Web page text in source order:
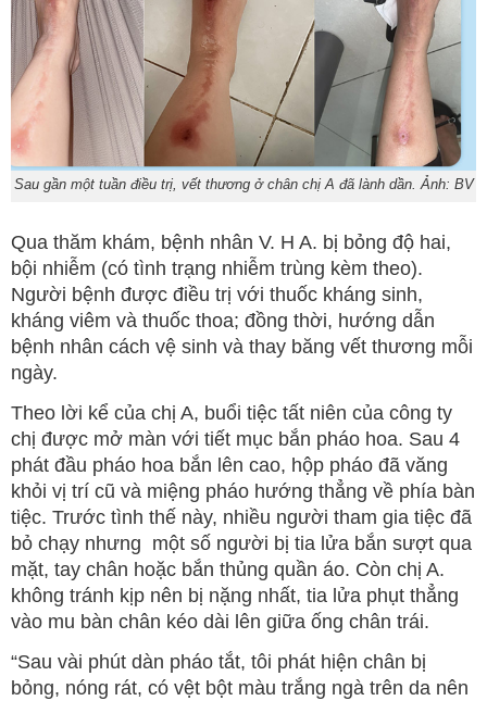
Sau gần một tuần điều trị, vết thương ở chân chị A đã lành dần. Ảnh: BV
Qua thăm khám, bệnh nhân V. H A. bị bỏng độ hai,
bội nhiễm (có tình trạng nhiễm trùng kèm theo).
Người bệnh được điều trị với thuốc kháng sinh,
kháng viêm và thuốc thoa; đồng thời, hướng dẫn
bệnh nhân cách vệ sinh và thay băng vết thương mỗi
ngày.
Theo lời kể của chị A, buổi tiệc tất niên của công ty
chị được mở màn với tiết mục bắn pháo hoa. Sau 4
phát đầu pháo hoa bắn lên cao, hộp pháo đã văng
khỏi vị trí cũ và miệng pháo hướng thẳng về phía bàn
tiệc. Trước tình thế này, nhiều người tham gia tiệc đã
bỏ chạy nhưng một số người bị tia lửa bắn sượt qua
mặt, tay chân hoặc bắn thủng quần áo. Còn chị A.
không tránh kịp nên bị nặng nhất, tia lửa phụt thẳng
vào mu bàn chân kéo dài lên giữa ống chân trái.
“Sau vài phút dàn pháo tắt, tôi phát hiện chân bị
bỏng, nóng rát, có vệt bột màu trắng ngà trên da nên